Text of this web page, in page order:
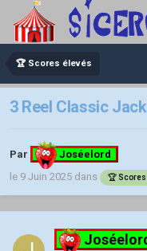
🏆 Scores élevés
3 Reel Classic
Par
Joséelord
le 9 Juin 2025 dans 🏆